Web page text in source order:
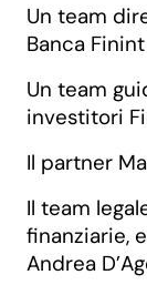
Un team
Banca
Un team
investitori
Il partner
Il team
finanziarie,
Andrea